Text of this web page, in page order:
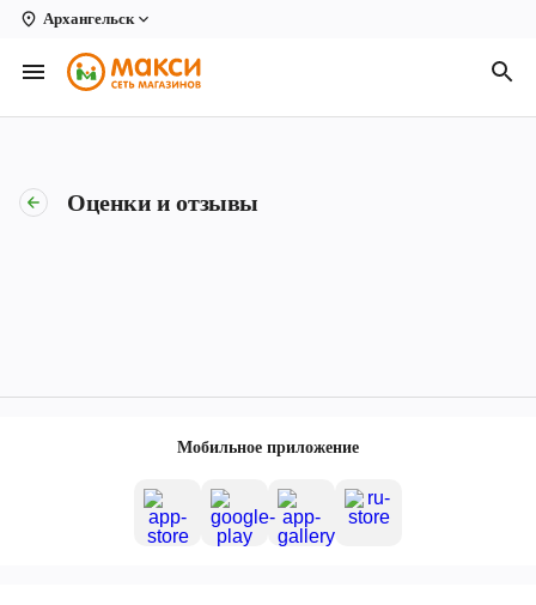
Архангельск
Вологда
Архангельск
Киров
Новодвинск
Оценки и отзывы
Мобильное приложение